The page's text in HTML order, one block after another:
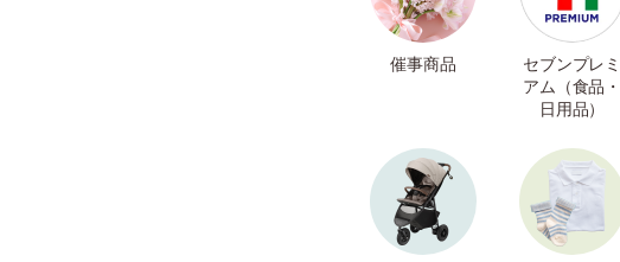
催事商品
セブンプレミ
アム（食品・
日用品）